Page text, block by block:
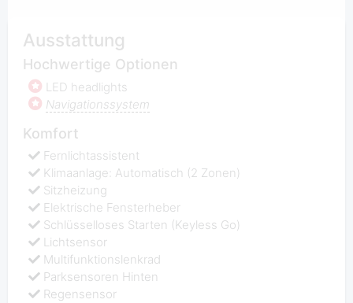
Ausstattung
Hochwertige Optionen
LED headlights
Navigationssystem
Komfort
Fernlichtassistent
Klimaanlage: Automatisch (2 Zonen)
Sitzheizung
Elektrische Fensterheber
Schlüsselloses Starten (Keyless Go)
Lichtsensor
Multifunktionslenkrad
Parksensoren Hinten
Regensensor